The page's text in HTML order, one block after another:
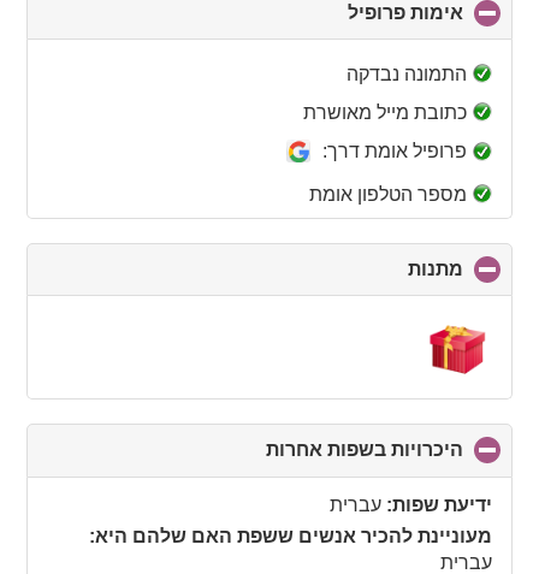
אימות פרופיל
to
התמונה נבדקה
כתובת מייל מאושרת
פרופיל אומת דרך:
מספר הטלפון אומת
מתנות
to
היכרויות בשפות אחרות
to
ידיעת שפות: עברית
מעוניינת להכיר אנשים ששפת האם שלהם היא:
עברית